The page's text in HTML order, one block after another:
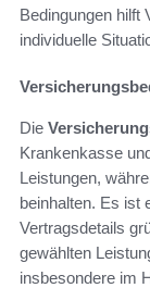
Bedingungen hilft
individuelle
Die
Krankenkasse
Leistungen,
beinhalten. Es ist
Vertragsdetails
gewählten
insbesondere im